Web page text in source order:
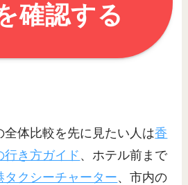
確認する
全体比較を先に見たい人は香
行き方ガイド 、ホテル前まで
タクシーチャーター、市内の